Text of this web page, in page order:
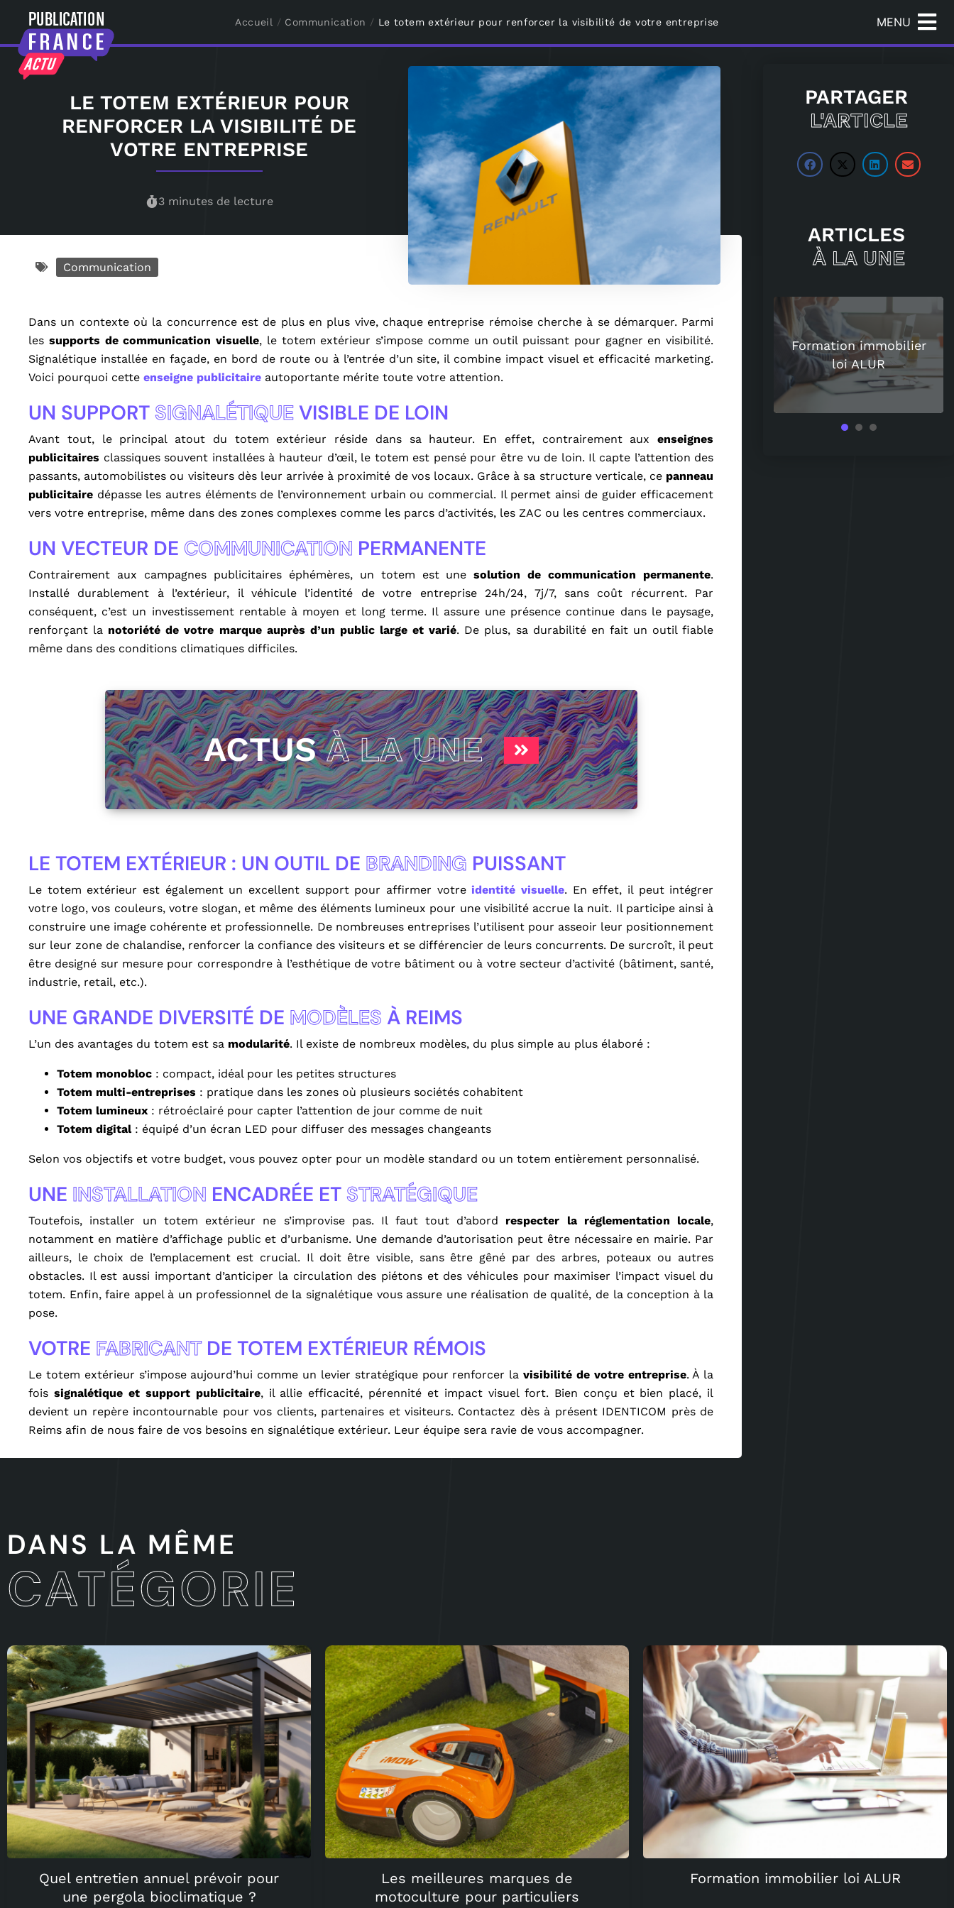
Accueil / Communication / Le totem extérieur pour renforcer la visibilité de votre entreprise MENU
LE TOTEM EXTÉRIEUR POUR
RENFORCER LA VISIBILITÉ DE
VOTRE ENTREPRISE
3 minutes de lecture
Communication
Dans un contexte où la concurrence est de plus en plus vive, chaque entreprise rémoise cherche à se démarquer. Parmi
les supports de communication visuelle, le totem extérieur s’impose comme un outil puissant pour gagner en visibilité.
Signalétique installée en façade, en bord de route ou à l’entrée d’un site, il combine impact visuel et efficacité marketing.
Voici pourquoi cette enseigne publicitaire autoportante mérite toute votre attention.
UN SUPPORTSIGNALÉTIQUEVISIBLE DE LOIN
Avant tout, le principal atout du totem extérieur réside dans sa hauteur. En effet, contrairement auxenseignes
publicitaires classiques souvent installées à hauteur d’œil, le totem est pensé pour être vu de loin. Il capte l’attention des
passants, automobilistes ou visiteurs dès leur arrivée à proximité de vos locaux. Grâce à sa structure verticale, ce panneau
publicitaire dépasse les autres éléments de l’environnement urbain ou commercial. Il permet ainsi de guider efficacement
vers votre entreprise, même dans des zones complexes comme les parcs d’activités, les ZAC ou les centres commerciaux.
UN VECTEUR DE COMMUNICATION PERMANENTE
Contrairement aux campagnes publicitaires éphémères, un totem est unesolution de communication permanente.
Installé durablement à l’extérieur, il véhicule l’identité de votre entreprise 24h/24, 7j/7, sans coût récurrent. Par
conséquent, c’est un investissement rentable à moyen et long terme. Il assure une présence continue dans le paysage,
renforçant la notoriété de votre marque auprès d’un public large et varié. De plus, sa durabilité en fait un outil fiable
même dans des conditions climatiques difficiles.
ACTUSÀ LA UNE
LE TOTEM EXTÉRIEUR : UN OUTIL DE BRANDING PUISSANT
Le totem extérieur est également un excellent support pour affirmer votreidentité visuelle. En effet, il peut intégrer
votre logo, vos couleurs, votre slogan, et même des éléments lumineux pour une visibilité accrue la nuit. Il participe ainsi à
construire une image cohérente et professionnelle. De nombreuses entreprises l’utilisent pour asseoir leur positionnement
sur leur zone de chalandise, renforcer la confiance des visiteurs et se différencier de leurs concurrents. De surcroît, il peut
être designé sur mesure pour correspondre à l’esthétique de votre bâtiment ou à votre secteur d’activité (bâtiment, santé,
industrie, retail, etc.).
UNE GRANDE DIVERSITÉ DE MODÈLES À REIMS
L’un des avantages du totem est sa modularité. Il existe de nombreux modèles, du plus simple au plus élaboré :
Totem monobloc : compact, idéal pour les petites structures
Totem multi-entreprises : pratique dans les zones où plusieurs sociétés cohabitent
Totem lumineux : rétroéclairé pour capter l’attention de jour comme de nuit
Totem digital: équipé d’un écran LED pour diffuser des messages changeants
Selon vos objectifs et votre budget, vous pouvez opter pour un modèle standard ou un totem entièrement personnalisé.
UNE INSTALLATION ENCADRÉE ETSTRATÉGIQUE
Toutefois, installer un totem extérieur ne s’improvise pas. Il faut tout d’abord respecter la réglementation locale,
notamment en matière d’affichage public et d’urbanisme. Une demande d’autorisation peut être nécessaire en mairie. Par
ailleurs, le choix de l’emplacement est crucial. Il doit être visible, sans être gêné par des arbres, poteaux ou autres
obstacles. Il est aussi important d’anticiper la circulation des piétons et des véhicules pour maximiser l’impact visuel du
totem. Enfin, faire appel à un professionnel de la signalétique vous assure une réalisation de qualité, de la conception à la
pose.
VOTRE FABRICANTDE TOTEM EXTÉRIEUR RÉMOIS
Le totem extérieur s’impose aujourd’hui comme un levier stratégique pour renforcer lavisibilité de votre entreprise. À la
fois signalétique et support publicitaire, il allie efficacité, pérennité et impact visuel fort. Bien conçu et bien placé, il
devient un repère incontournable pour vos clients, partenaires et visiteurs. Contactez dès à présent IDENTICOM près de
Reims afin de nous faire de vos besoins en signalétique extérieur. Leur équipe sera ravie de vous accompagner.
PARTAGER
L'ARTICLE
ARTICLES
À LA UNE
Pourquoi les spiritueux
séduisent de plus en
plus les amateurs de
Formation immobilier
loi ALUR
DANS LA MÊME
CATÉGORIE
Quel entretien annuel prévoir pour
une pergola bioclimatique ?
Les meilleures marques de
motoculture pour particuliers
Formation immobilier loi ALUR